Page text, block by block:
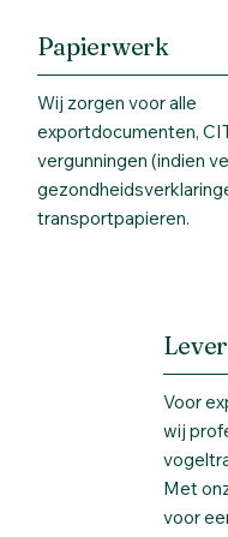
Voor
wij
Met
voor
Papierwerk
Wij zorgen voor alle
exportdocumenten,
vergunningen (indien
transportpapieren.